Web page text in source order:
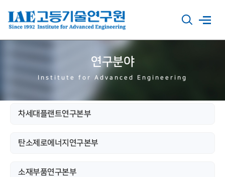
연구분야
Institute for Advanced Engineering
차세대플랜트연구본부
탄소제로에너지연구본부
소재부품연구본부